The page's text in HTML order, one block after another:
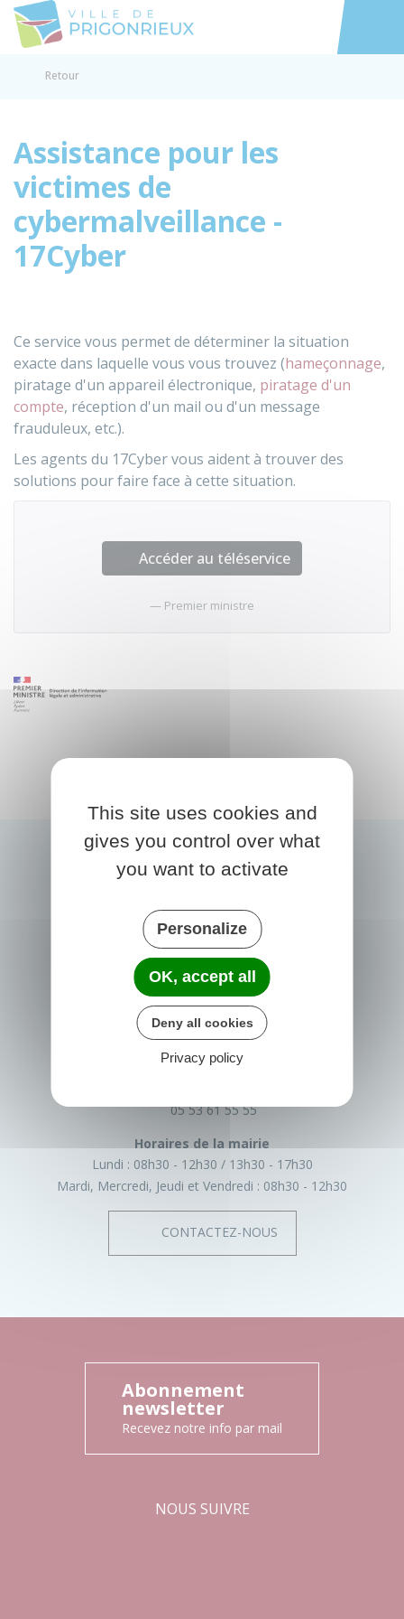
Accéder
Retour
Assistance pour les
victimes de
cybermalveillance -
17Cyber
Ce service vous permet de déterminer la situation
exacte dans laquelle vous vous trouvez (hameçonnage,
piratage d'un appareil électronique, piratage d'un
compte, réception d'un mail ou d'un message
frauduleux, etc.).
Les agents du 17Cyber vous aident à trouver des
solutions pour faire face à cette situation.
Accéder au téléservice
Premier ministre
PRIGONRIEUX
1 Place du Groupe Loiseau
24130 Prigonrieux
05 53 61 55 55
Horaires de la mairie
Lundi : 08h30 - 12h30
13h30 - 17h30
Mardi, Mercredi, Jeudi et Vendredi : 08h30 - 12h30
CONTACTEZ-NOUS
Abonnement
newsletter
Recevez notre info par mail
NOUS SUIVRE
This site uses cookies and
gives you control over what
you want to activate
Personalize
OK, accept all
Deny all cookies
Privacy policy